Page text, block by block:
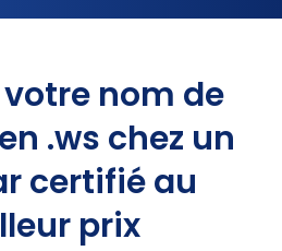
votre nom de
.ws chez un
certifié au
prix